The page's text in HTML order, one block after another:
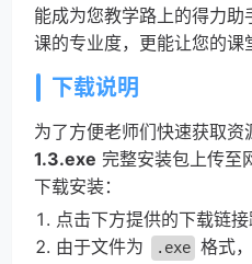
能成为您教学路上的得力
课的专业度，更能让您的课
下载说明
为了方便老师们快速获取资
1.3.exe 完整安装包上传至
下载安装：
点击下方提供的下载链接
由于文件为
.exe 格式